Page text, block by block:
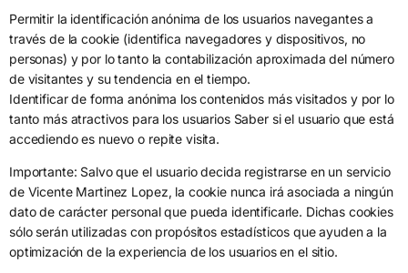
Permitir la identificación anónima de los usuarios navegantes a
través de la cookie (identifica navegadores y dispositivos, no
personas) y por lo tanto la contabilización aproximada del número
de visitantes y su tendencia en el tiempo.
Identificar de forma anónima los contenidos más visitados y por lo
tanto más atractivos para los usuarios Saber si el usuario que está
accediendo es nuevo o repite visita.
Importante: Salvo que el usuario decida registrarse en un servicio
de Vicente Martinez Lopez, la cookie nunca irá asociada a ningún
dato de carácter personal que pueda identificarle. Dichas cookies
sólo serán utilizadas con propósitos estadísticos que ayuden a la
optimización de la experiencia de los usuarios en el sitio.